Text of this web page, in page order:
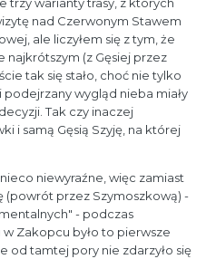
trzy warianty trasy, z których
nad Czerwonym Stawem
ale liczyłem się z tym, że
najkrótszym (z Gęsiej przez
tak się stało, choć nie tylko
wygląd nieba miały
Tak czy inaczej
i samą Gęsią Szyję, na której
niewyraźne, więc zamiast
(powrót przez Szymoszkową) -
- podczas
Zakopcu było to pierwsze
od tamtej pory nie zdarzyło się